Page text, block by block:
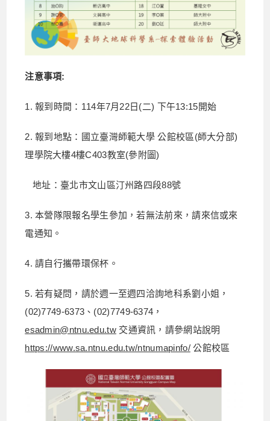
注意事項:
1. 報到時間：114年7月22日(二) 下午13:15開始
2. 報到地點：國立臺灣師範大學 公館校區(師大分部)
理學院大樓4樓C403教室(參附圖)
地址：臺北市文山區汀州路四段88號
3. 本營隊限報名學生參加，若無法前來，請來信或來
電通知。
4. 請自行攜帶環保杯。
5. 若有疑問，請於週一至週四洽詢地科系劉小姐，
(02)7749-6373、(02)7749-6374，
esadmin@ntnu.edu.tw交通資訊，請參網站說明
https://www.sa.ntnu.edu.tw/ntnumapinfo/公館校區